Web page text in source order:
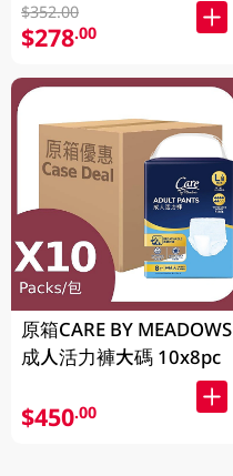
$352.00
$278.00
原箱CARE BY MEADOWS
成人活力褲大碼 10x8pc
$450.00